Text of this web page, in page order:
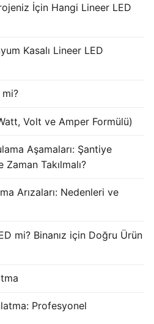
LED Driver
BİLGİ
Çeşitleri Nelerdir?
LEDLine Serisi
WallWasher Serisi
SSS
İçin Hangi Lineer LED
Kasalı Lineer LED
Volt ve Amper Formülü)
Aşamaları: Şantiye
Takılmalı?
Arızaları: Nedenleri ve
mi? Binanız için Doğru Ürün
Profesyonel